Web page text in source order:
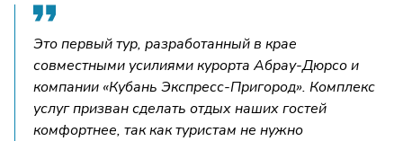
Это первый тур, разработанный в крае
совместными усилиями курорта Абрау-Дюрсо и
компании «Кубань Экспресс-Пригород». Комплекс
услуг призван сделать отдых наших гостей
комфортнее, так как туристам не нужно